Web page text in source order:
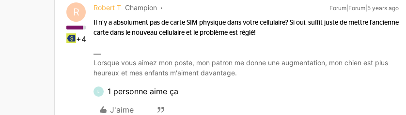
R
+4
Robert T Champion Forum|Forum|5 years ago
Il n’y a absolument pas de carte SIM physique dans votre cellulaire? Si oui, suffit juste de mettre l’ancienne
carte dans le nouveau cellulaire et le problème est réglé!
Lorsque vous aimez mon poste, mon patron me donne une augmentation, mon chien est plus
heureux et mes enfants m'aiment davantage.
L
1 personne aime ça
J'aime